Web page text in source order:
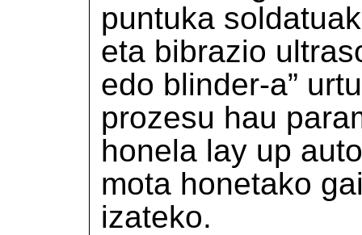
puntuka
eta bibrazio
edo blinder-a”
prozesu hau
honela lay up
mota honetako
izateko.